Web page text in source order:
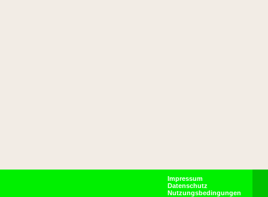
Impressum
Datenschutz
Nutzungsbedingungen